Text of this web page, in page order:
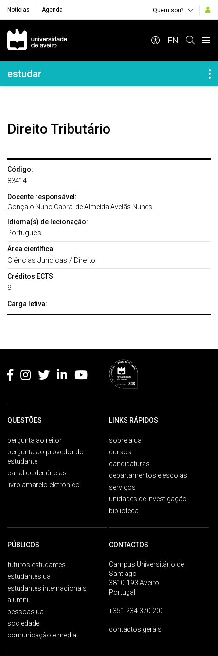
Notícias Agenda Quem sou?
Navegação Principal
EN
Navegação Lateral
estudar
Direito Tributário
Código:
83414
Docente responsável:
Gonçalo Nuno Cabral de Almeida Avelãs Nunes
Idioma(s) de lecionação:
Português
Área científica:
Ciências Jurídicas / Direito
Créditos ECTS:
8
Carga letiva:
QUESTÕES
pergunta ao reitor
pergunta ao provedor do
estudante
canal de denúncias
livro amarelo eletrónico
LINKS RÁPIDOS
sobre a ua
cursos
candidaturas
departamentos e escolas
serviços
unidades de investigação
biblioteca
PÚBLICOS
futuros estudantes
estudantes ua
estudantes internacionais
alumni
pessoas ua
sociedade
comunicação e media
CONTACTOS
Campus Universitário de
Santiago
3810-193 Aveiro
Portugal
+351 234 370 200
contactos gerais